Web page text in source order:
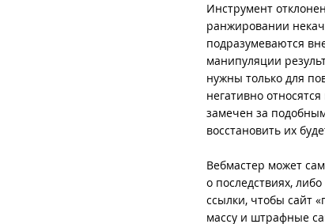
Инструмент
ранжировании
подразумеваются
манипуляции
нужны только для
негативно
замечен за
восстановить их
Вебмастер может
о последствиях,
ссылки, чтобы сайт
массу и штрафные